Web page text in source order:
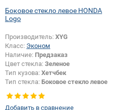
Боковое стекло левое HONDA
Logo
Производитель: XYG
Класс: Эконом
Наличие: Предзаказ
Цвет стекла: Зеленое
Тип кузова: Хетчбек
Тип стекла: Боковое стекло левое
Добавить в сравнение